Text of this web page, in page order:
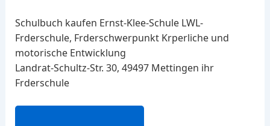
Schulbuch kaufen Ernst-Klee-Schule LWL-
Frderschule, Frderschwerpunkt Krperliche und
motorische Entwicklung
Landrat-Schultz-Str. 30, 49497 Mettingen ihr
Frderschule